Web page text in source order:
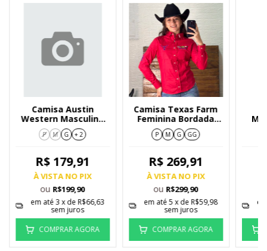
Camisa Austin
Western Masculina
Manga Longa Azul 02
P M G + 2
R$ 179,91
À VISTA NO PIX
ou R$199,90
em até3x de R$66,63
sem juros
COMPRAR AGORA
Camisa Texas Farm
Feminina Bordada
Vermelha CP007
P M G GG
R$ 269,91
À VISTA NO PIX
ou R$299,90
em até5x de R$59,98
sem juros
COMPRAR AGORA